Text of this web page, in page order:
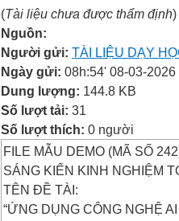
(Tài liệu chưa được thẩm định)
Nguồn:
Người gửi: TÀI LIỆU DẠY
Ngày gửi: 08h:54' 08-03-2026
Dung lượng: 144.8 KB
Số lượt tải: 31
Số lượt thích: 0 người
FILE MẪU DEMO (MÃ SỐ
SÁNG KIẾN KINH NGHIỆM
TÊN ĐỀ TÀI:
“ỨNG DỤNG CÔNG NGHỆ